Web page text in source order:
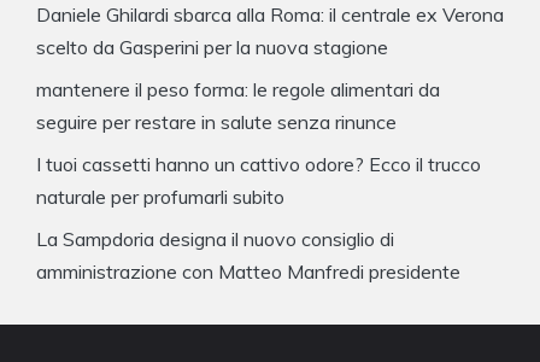
Daniele Ghilardi sbarca alla Roma: il centrale ex Verona
scelto da Gasperini per la nuova stagione
mantenere il peso forma: le regole alimentari da
seguire per restare in salute senza rinunce
I tuoi cassetti hanno un cattivo odore? Ecco il trucco
naturale per profumarli subito
La Sampdoria designa il nuovo consiglio di
amministrazione con Matteo Manfredi presidente